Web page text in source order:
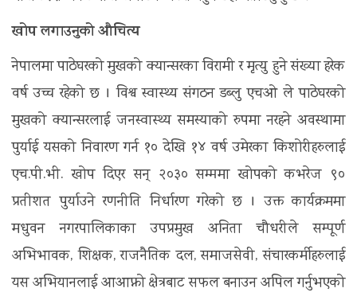
खोप लगाउनुको औचित्य
नेपालमा पाठेघरको मुखको क्यान्सरका विरामी र मृत्यु हुने संख्या हरेक
वर्ष उच्च रहेको छ । विश्व स्वास्थ्य संगठन डब्लु एचओ ले पाठेघरको
मुखको क्यान्सरलाई जनस्वास्थ्य समस्याको रुपमा नरहने अवस्थामा
पुर्याई यसको निवारण गर्न १० देखि १४ वर्ष उमेरका किशोरीहरुलाई
एच.पी.भी. खोप दिएर सन् २०३० सम्ममा खोपको कभरेज ९०
प्रतीशत पुर्याउने रणनीति निर्धारण गरेको छ । उक्त कार्यक्रममा
मधुवन नगरपालिकाका उपप्रमुख अनिता चौधरीले सम्पूर्ण
अभिभावक, शिक्षक, राजनैतिक दल, समाजसेवी, संचारकर्मीहरुलाई
यस अभियानलाई आआफ्नो क्षेत्रबाट सफल बनाउन अपिल गर्नुभएको